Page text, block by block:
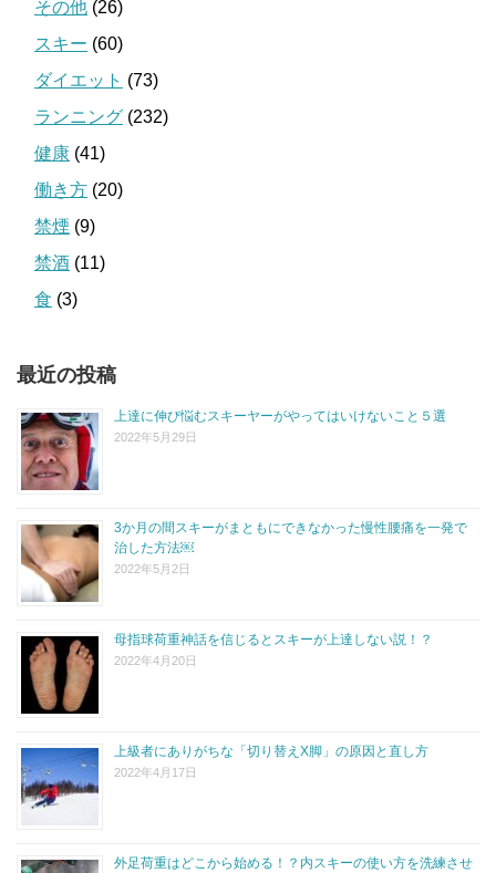
その他 (26)
スキー (60)
ダイエット (73)
ランニング (232)
健康 (41)
働き方 (20)
禁煙 (9)
禁酒 (11)
食 (3)
最近の投稿
上達に伸び悩むスキーヤーがやってはいけないこと５選
2022年5月29日
3か月の間スキーがまともにできなかった慢性腰痛を一発で
治した方法￼
2022年5月2日
母指球荷重神話を信じるとスキーが上達しない説！？
2022年4月20日
上級者にありがちな「切り替えX脚」の原因と直し方
2022年4月17日
外足荷重はどこから始める！？内スキーの使い方を洗練させ